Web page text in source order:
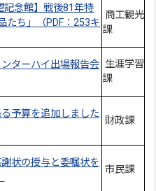
記念館】戦後81年特
たち」（PDF：253キ
商工観光
課
ターハイ出場報告会 生涯学習
課
予算を追加しました
財政課
状の授与と委嘱状を
市民課